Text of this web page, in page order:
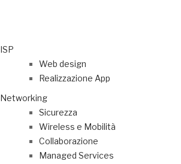
ISP
Web design
Realizzazione App
Networking
Sicurezza
Wireless e Mobilità
Collaborazione
Managed Services